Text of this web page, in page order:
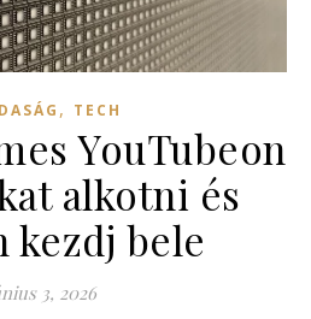
, TECH
YouTubeon
alkotni és
kezdj bele
3, 2026